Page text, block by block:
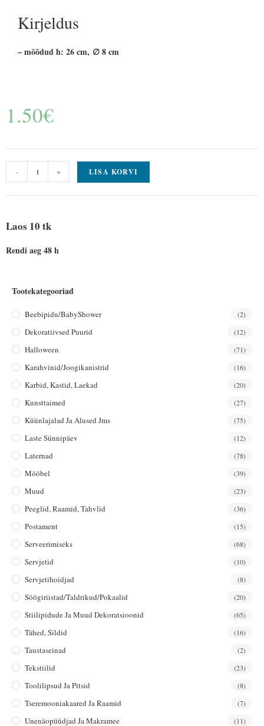
Kirjeldus
– mõõdud h: 26 cm, ∅ 8 cm
1.50€
- + LISA KORVI
Laos 10 tk
Rendi aeg 48 h
Tootekategooriad
Beebipidu/BabyShower (2)
Dekoratiivsed Puurid (12)
Halloween (71)
Karahvinid/joogikanistrid (16)
Karbid, Kastid, Laekad (20)
Kunsttaimed (27)
Küünlajalad Ja Alused Jms (75)
Laste Sünnipäev (12)
Laternad (78)
Mööbel (39)
Muud (23)
Peeglid, Raamid, Tahvlid (36)
Postament (15)
Serveerimiseks (68)
Servjetid (10)
Servjetihoidjad (8)
Söögiriistad/taldrikud/pokaalid (20)
Stiilipidude Ja Muud Dekoratsioonid (65)
Tähed, Sildid (16)
Taustaseinad (2)
Tekstiilid (23)
Toolilipsud Ja Pitsid (8)
Tseremooniakaared Ja Raamid (7)
Unenäopüüdjad Ja Makramee (11)